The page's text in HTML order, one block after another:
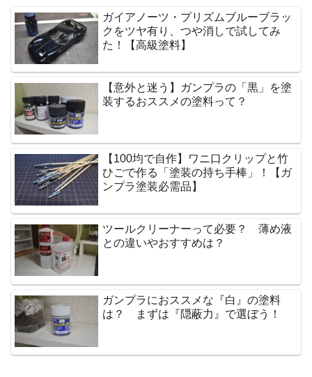
ガイアノーツ・プリズムブルーブラッ
クをツヤ有り、つや消しで試してみ
た！【高級塗料】
【意外と迷う】ガンプラの「黒」を塗
装するおススメの塗料って？
【100均で自作】ワニ口クリップと竹
ひごで作る「塗装の持ち手棒」！【ガ
ンプラ塗装必需品】
ツールクリーナーって必要？ 薄め液
との違いやおすすめは？
ガンプラにおススメな『白』の塗料
は？ まずは『隠蔽力』で選ぼう！